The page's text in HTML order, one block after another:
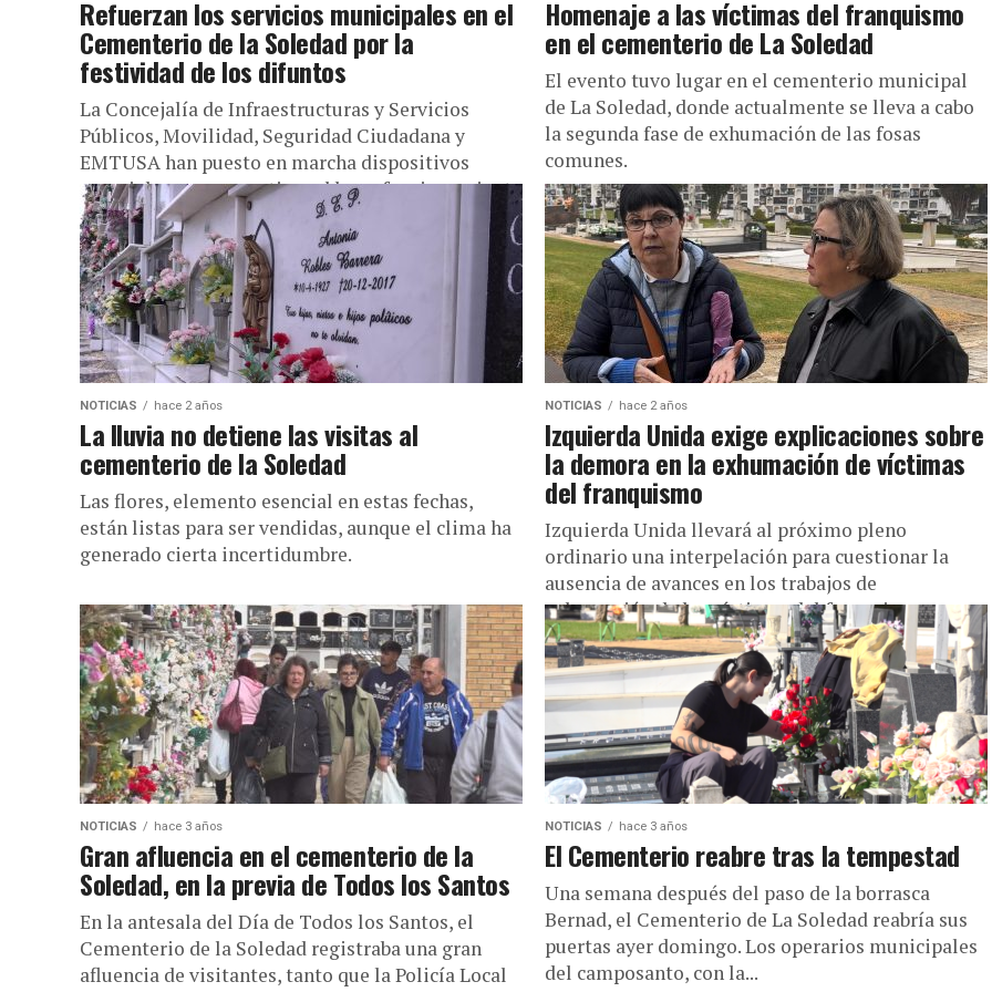
Refuerzan los servicios municipales en el
Cementerio de la Soledad por la
festividad de los difuntos
La Concejalía de Infraestructuras y Servicios
Públicos, Movilidad, Seguridad Ciudadana y
EMTUSA han puesto en marcha dispositivos
especiales para garantizar el buen funcionamiento
y la seguridad...
Homenaje a las víctimas del franquismo
en el cementerio de La Soledad
El evento tuvo lugar en el cementerio municipal
de La Soledad, donde actualmente se lleva a cabo
la segunda fase de exhumación de las fosas
comunes.
NOTICIAS hace 2 años
La lluvia no detiene las visitas al
cementerio de la Soledad
Las flores, elemento esencial en estas fechas,
están listas para ser vendidas, aunque el clima ha
generado cierta incertidumbre.
NOTICIAS hace 2 años
Izquierda Unida exige explicaciones sobre
la demora en la exhumación de víctimas
del franquismo
Izquierda Unida llevará al próximo pleno
ordinario una interpelación para cuestionar la
ausencia de avances en los trabajos de
exhumación de las víctimas del franquismo en...
NOTICIAS hace 3 años
Gran afluencia en el cementerio de la
Soledad, en la previa de Todos los Santos
En la antesala del Día de Todos los Santos, el
Cementerio de la Soledad registraba una gran
afluencia de visitantes, tanto que la Policía Local
NOTICIAS hace 3 años
El Cementerio reabre tras la tempestad
Una semana después del paso de la borrasca
Bernad, el Cementerio de La Soledad reabría sus
puertas ayer domingo. Los operarios municipales
del camposanto, con la...